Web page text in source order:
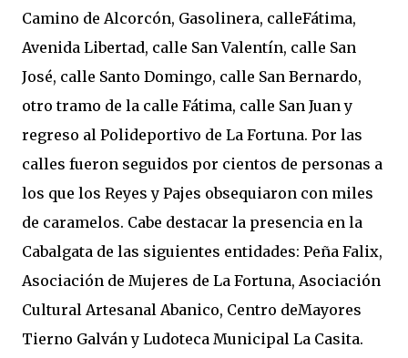
Camino de Alcorcón, Gasolinera, calleFátima,
Avenida Libertad, calle San Valentín, calle San
José, calle Santo Domingo, calle San Bernardo,
otro tramo de la calle Fátima, calle San Juan y
regreso al Polideportivo de La Fortuna. Por las
calles fueron seguidos por cientos de personas a
los que los Reyes y Pajes obsequiaron con miles
de caramelos. Cabe destacar la presencia en la
Cabalgata de las siguientes entidades: Peña Falix,
Asociación de Mujeres de La Fortuna, Asociación
Cultural Artesanal Abanico, Centro deMayores
Tierno Galván y Ludoteca Municipal La Casita.